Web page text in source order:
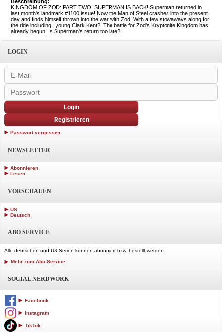
Beschreibung:
KINGDOM OF ZOD: PART TWO! SUPERMAN IS BACK! Superman returned in
last month's landmark #1100 issue! Now the Man of Steel crashes into the present
day and finds himself thrown into the war with Zod! With a few stowaways along for
the ride including...young Clark Kent?! The battle for Zod's Kryptonite Kingdom has
already begun! Is Superman's return too late?
LOGIN
Login
Registrieren
Passwort vergessen
NEWSLETTER
Abonnieren
Lesen
VORSCHAUEN
US
Deutsch
ABO SERVICE
Alle deutschen und US-Serien können abonniert bzw. bestellt werden.
Mehr zum Abo-Service
SOCIAL NERDWORK
Facebook
Instagram
TikTok